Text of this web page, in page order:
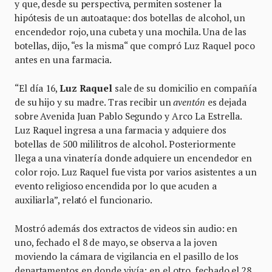
y que, desde su perspectiva, permiten sostener la
hipótesis de un autoataque: dos botellas de alcohol, un
encendedor rojo, una cubeta y una mochila. Una de las
botellas, dijo, “es la misma“ que compró Luz Raquel poco
antes en una farmacia.
“El día 16, Luz Raquel sale de su domicilio en compañía
de su hijo y su madre. Tras recibir unaventón es dejada
sobre Avenida Juan Pablo Segundo y Arco La Estrella.
Luz Raquel ingresa a una farmacia y adquiere dos
botellas de 500 mililitros de alcohol.Posteriormente
llega a una vinatería donde adquiere un encendedor en
color rojo. Luz Raquel fue vista por varios asistentes a un
evento religioso encendida por lo que acuden a
auxiliarla”, relató el funcionario.
Mostró además dos extractos de videos sin audio: en
uno, fechado el 8 de mayo, se observa a la joven
moviendo la cámara de vigilancia en el pasillo de los